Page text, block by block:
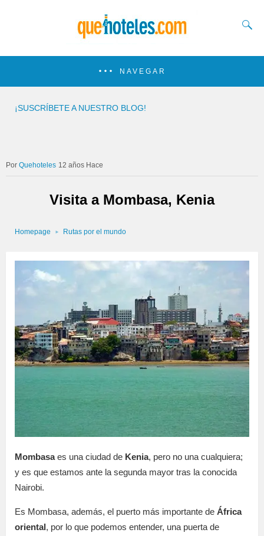
NAVEGAR
¡SUSCRÍBETE A NUESTRO BLOG!
Quehoteles 12 años Hace
Visita a Mombasa, Kenia
Homepage Rutas por el mundo
Mombasaes una ciudad de Kenia, pero no una cualquiera;
y es que estamos ante la segunda mayor tras la conocida
Nairobi.
Es Mombasa, además, el puerto más importante de África
oriental, por lo que podemos entender, una puerta de